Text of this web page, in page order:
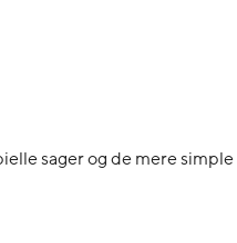
sager og de mere